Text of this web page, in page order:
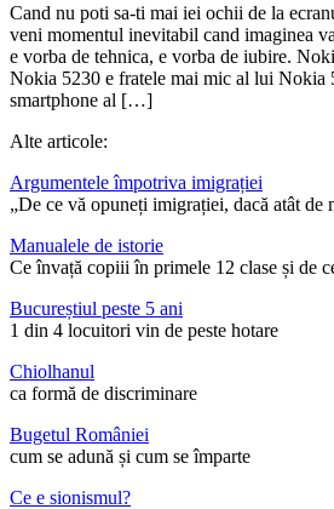
Cand nu poti sa-ti mai iei ochii de la
veni momentul inevitabil cand imaginea
e vorba de tehnica, e vorba de iubire.
Nokia 5230 e fratele mai mic al lui Nokia
smartphone al […]
Alte articole:
Argumentele împotriva imigrației
„De ce vă opuneți imigrației, dacă atât de
Manualele de istorie
Ce învață copiii în primele 12 clase și de
Bucureștiul peste 5 ani
1 din 4 locuitori vin de peste hotare
Chiolhanul
ca formă de discriminare
Bugetul României
cum se adună și cum se împarte
Ce e sionismul?